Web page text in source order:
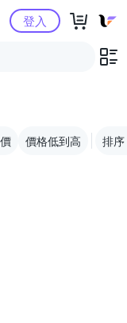
中心登入
價格低到高 排序